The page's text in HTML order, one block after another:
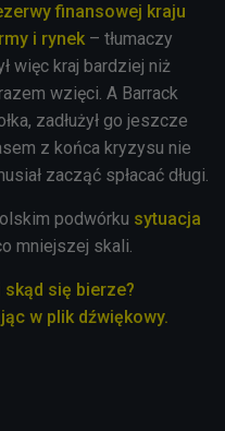
finansowej kraju
i rynek – tłumaczy
więc kraj bardziej niż
wzięci. A Barrack
zadłużył go jeszcze
z końca kryzysu nie
zacząć spłacać długi.
podwórku sytuacja
mniejszej skali.
się bierze?
w plik dźwiękowy.